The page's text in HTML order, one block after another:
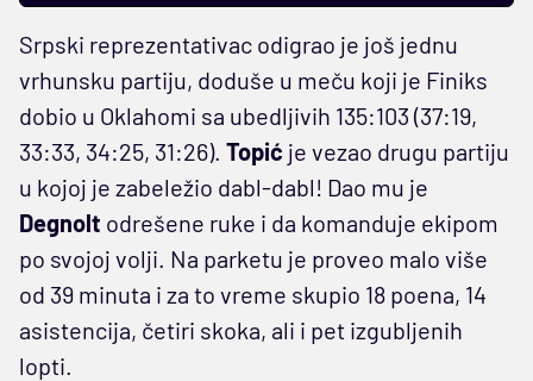
Srpski reprezentativac odigrao je još jednu
vrhunsku partiju, doduše u meču koji je Finiks
dobio u Oklahomi sa ubedljivih 135:103 (37:19,
33:33, 34:25, 31:26). Topić je vezao drugu partiju
u kojoj je zabeležio dabl-dabl! Dao mu je
Degnolt odrešene ruke i da komanduje ekipom
po svojoj volji. Na parketu je proveo malo više
od 39 minuta i za to vreme skupio 18 poena, 14
asistencija, četiri skoka, ali i pet izgubljenih
lopti.